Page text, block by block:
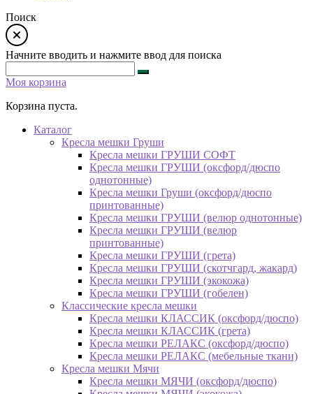
Поиск
Начните вводить и нажмите ввод для поиска
Моя корзина
Корзина пуста.
Каталог
Кресла мешки Груши
Кресла мешки ГРУШИ СОФТ
Кресла мешки ГРУШИ (оксфорд/дюспо
однотонные)
Кресла мешки Груши (оксфорд/дюспо
принтованные)
Кресла мешки ГРУШИ (велюр однотонные)
Кресла мешки ГРУШИ (велюр
принтованные)
Кресла мешки ГРУШИ (грета)
Кресла мешки ГРУШИ (скотчгард, жакард)
Кресла мешки ГРУШИ (экокожа)
Кресла мешки ГРУШИ (гобелен)
Классические кресла мешки
Кресла мешки КЛАССИК (оксфорд/дюспо)
Кресла мешки КЛАССИК (грета)
Креслa мешки РЕЛАКС (оксфорд/дюспо)
Креслa мешки РЕЛАКС (мебельные ткани)
Кресла мешки Мячи
Кресла мешки МЯЧИ (оксфорд/дюспо)